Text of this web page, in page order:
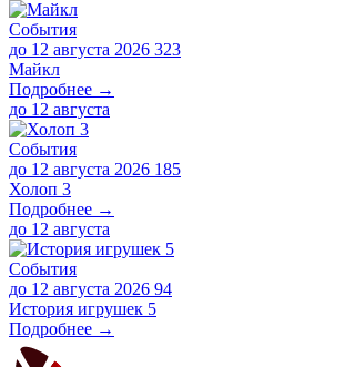
События
до 12 августа 2026 323
Майкл
Подробнее →
до 12 августа
События
до 12 августа 2026 185
Холоп 3
Подробнее →
до 12 августа
События
до 12 августа 2026 94
История игрушек 5
Подробнее →